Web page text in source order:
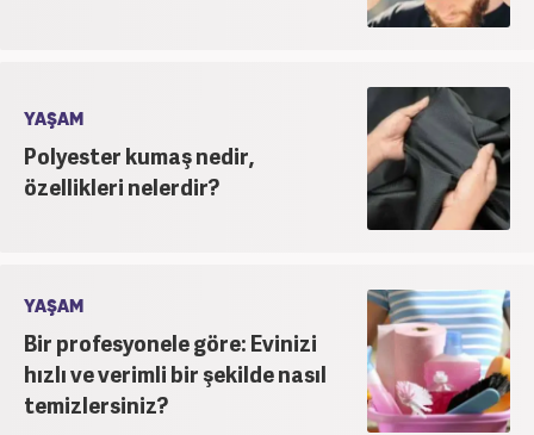
YAŞAM
Polyester kumaş nedir,
özellikleri nelerdir?
YAŞAM
Bir profesyonele göre: Evinizi
hızlı ve verimli bir şekilde nasıl
temizlersiniz?